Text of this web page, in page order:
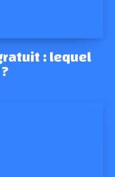
: lequel